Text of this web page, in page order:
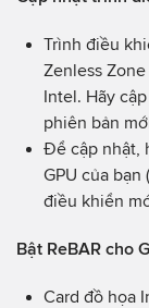
Trình điều
Zenless
Intel. Hãy
phiên bản
Để cập nhật,
GPU của
điều khiển
Bật ReBAR cho
Card đồ họa